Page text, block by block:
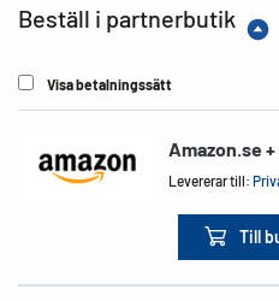
Beställ i partnerbutik
Visa betalningssätt
Amazon.se
Levererar till:
Till